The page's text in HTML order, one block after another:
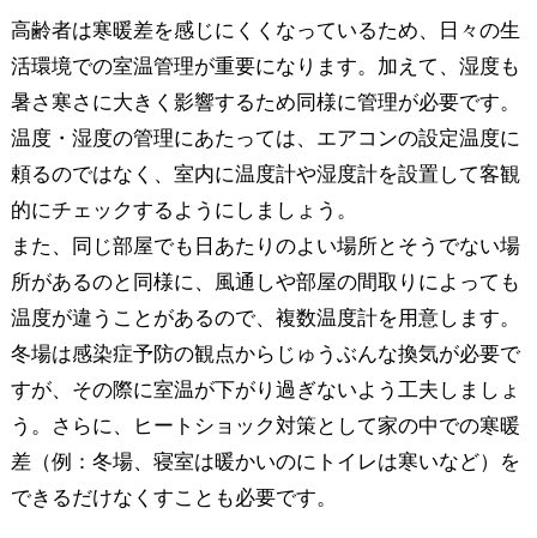
高齢者は寒暖差を感じにくくなっているため、日々の生
活環境での室温管理が重要になります。加えて、湿度も
暑さ寒さに大きく影響するため同様に管理が必要です。
温度・湿度の管理にあたっては、エアコンの設定温度に
頼るのではなく、室内に温度計や湿度計を設置して客観
的にチェックするようにしましょう。
また、同じ部屋でも日あたりのよい場所とそうでない場
所があるのと同様に、風通しや部屋の間取りによっても
温度が違うことがあるので、複数温度計を用意します。
冬場は感染症予防の観点からじゅうぶんな換気が必要で
すが、その際に室温が下がり過ぎないよう工夫しましょ
う。さらに、ヒートショック対策として家の中での寒暖
差（例：冬場、寝室は暖かいのにトイレは寒いなど）を
できるだけなくすことも必要です。